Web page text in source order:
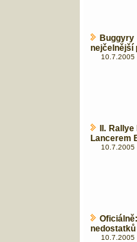
nejčelnější
10.7.2005
II.
Lancerem
10.7.2005
10.7.2005